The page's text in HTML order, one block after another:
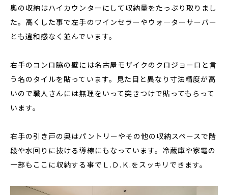
奥の収納はハイカウンターにして収納量をたっぷり取りまし
た。高くした事で左手のワインセラーやウォ―ターサーバー
とも違和感なく並んでいます。
右手のコンロ脇の壁には名古屋モザイクのクロジョーロと言
う名のタイルを貼っています。見た目と異なり寸法精度が高
いので職人さんには無理をいって突きつけで貼ってもらって
います。
右手の引き戸の奥はパントリーやその他の収納スペースで階
段や水回りに抜ける導線にもなっています。冷蔵庫や家電の
一部もここに収納する事でＬ.Ｄ.Ｋ.をスッキリできます。